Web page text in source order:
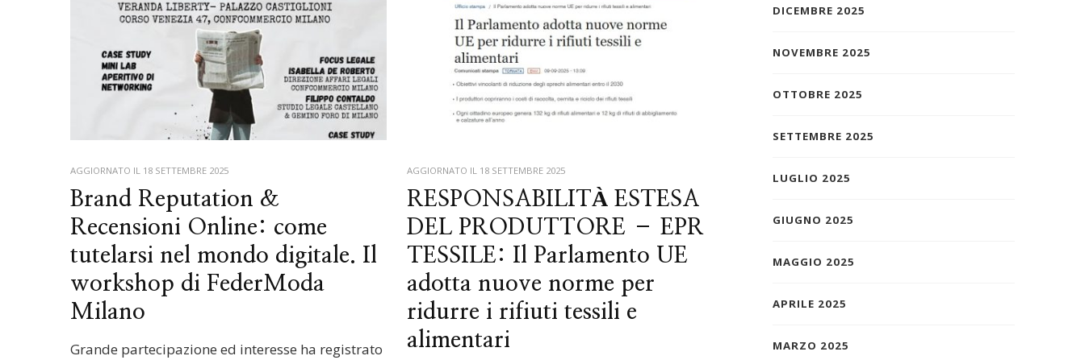
AGGIORNATO IL 18 SETTEMBRE 2025
Brand Reputation &
Recensioni Online: come
tutelarsi nel mondo digitale. Il
workshop di FederModa
Milano
Grande partecipazione ed interesse ha registrato
AGGIORNATO IL 18 SETTEMBRE 2025
RESPONSABILITÀ ESTESA
DEL PRODUTTORE – EPR
TESSILE: Il Parlamento UE
adotta nuove norme per
ridurre i rifiuti tessili e
alimentari
DICEMBRE 2025
NOVEMBRE 2025
OTTOBRE 2025
SETTEMBRE 2025
LUGLIO 2025
GIUGNO 2025
MAGGIO 2025
APRILE 2025
MARZO 2025